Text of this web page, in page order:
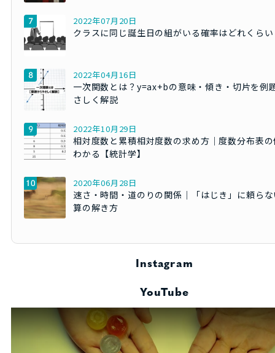
2022年07月20日
クラスに同じ誕生日の組がいる確率はどれくら
2022年04月16日
一次関数とは？y=ax+bの意味・傾き・切片を例
さしく解説
2022年10月29日
相対度数と累積相対度数の求め方｜度数分布表
わかる【統計学】
2020年06月28日
速さ・時間・道のりの関係｜「はじき」に頼ら
算の解き方
Instagram
YouTube